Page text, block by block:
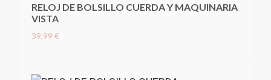
RELOJ DE BOLSILLO CUERDA Y MAQUINARIA
VISTA
39,99 €